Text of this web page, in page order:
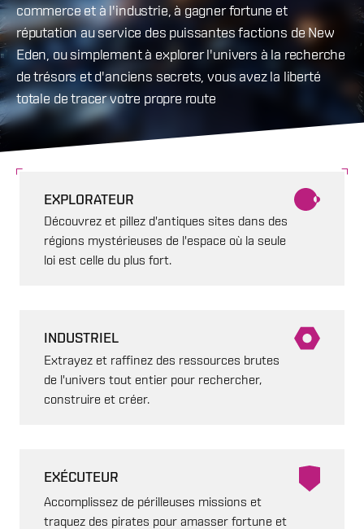
commerce et à l'industrie, à gagner fortune et
réputation au service des puissantes factions de New
Eden, ou simplement à explorer l'univers à la recherche
de trésors et d'anciens secrets, vous avez la liberté
totale de tracer votre propre route
EXPLORATEUR
Découvrez et pillez d'antiques sites dans des
régions mystérieuses de l'espace où la seule
loi est celle du plus fort.
INDUSTRIEL
Extrayez et raffinez des ressources brutes
de l'univers tout entier pour rechercher,
construire et créer.
EXÉCUTEUR
Accomplissez de périlleuses missions et
traquez des pirates pour amasser fortune et